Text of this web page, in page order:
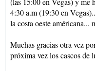
4:30 a.m (19:30 en
la costa oeste américana...
Muchas gracias otra vez
próxima vez los cascos de